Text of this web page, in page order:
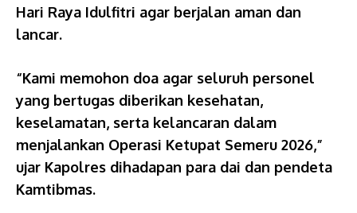
Hari Raya Idulfitri agar berjalan aman dan
lancar.
“Kami memohon doa agar seluruh personel
yang bertugas diberikan kesehatan,
keselamatan, serta kelancaran dalam
menjalankan Operasi Ketupat Semeru 2026,”
ujar Kapolres dihadapan para dai dan pendeta
Kamtibmas.